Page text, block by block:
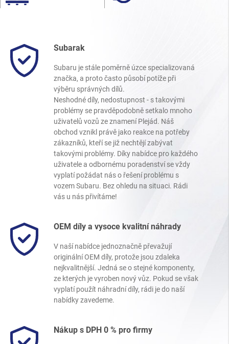
Subarak
Subaru je stále poměrně úzce specializovaná
značka, a proto často působí potíže při
výběru správných dílů.
Neshodné díly, nedostupnost - s takovými
problémy se pravděpodobně setkalo mnoho
uživatelů vozů ze znamení Plejád. Náš
obchod vznikl právě jako reakce na potřeby
zákazníků, kteří se již nechtějí zabývat
takovými problémy. Díky nabídce pro každého
uživatele a odbornému poradenství se vždy
vyplatí požádat nás o řešení problému s
vozem Subaru. Bez ohledu na situaci. Rádi
vás u nás přivítáme!
OEM díly a vysoce kvalitní náhrady
V naší nabídce jednoznačně převažují
originální OEM díly, protože jsou zdaleka
nejkvalitnější. Jedná se o stejné komponenty,
ze kterých je vyroben nový vůz. Pokud se však
vyplatí použít náhradní díly, rádi je do naší
nabídky zavedeme.
Nákup s DPH 0 % pro firmy